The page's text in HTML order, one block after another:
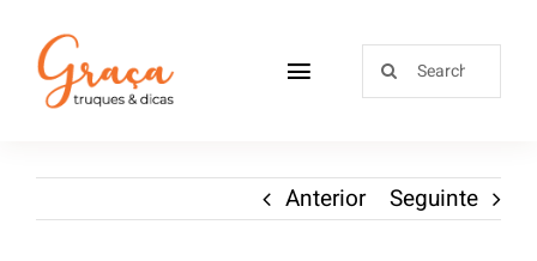
Receitas
Anterior Seguinte